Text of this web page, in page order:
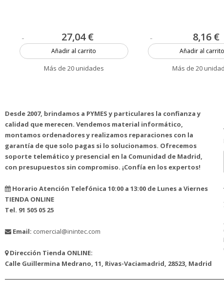
27,04 €
Añadir al carrito
Más de 20 unidades
8,16 €
Añadir al carrito
Más de 20
Desde 2007, brindamos a PYMES y particulares la confianza y
calidad que merecen. Vendemos material informático,
montamos ordenadores y realizamos reparaciones con la
garantía de que solo pagas si lo solucionamos. Ofrecemos
soporte telemático y presencial en la Comunidad de Madrid,
con presupuestos sin compromiso. ¡Confía en los expertos!
Horario Atención Telefónica 10:00 a 13:00 de Lunes a Viernes
TIENDA ONLINE
Tel. 91 505 05 25
Email: comercial@inintec.com
Dirección Tienda ONLINE:
Calle Guillermina Medrano, 11, Rivas-Vaciamadrid, 28523, Madrid